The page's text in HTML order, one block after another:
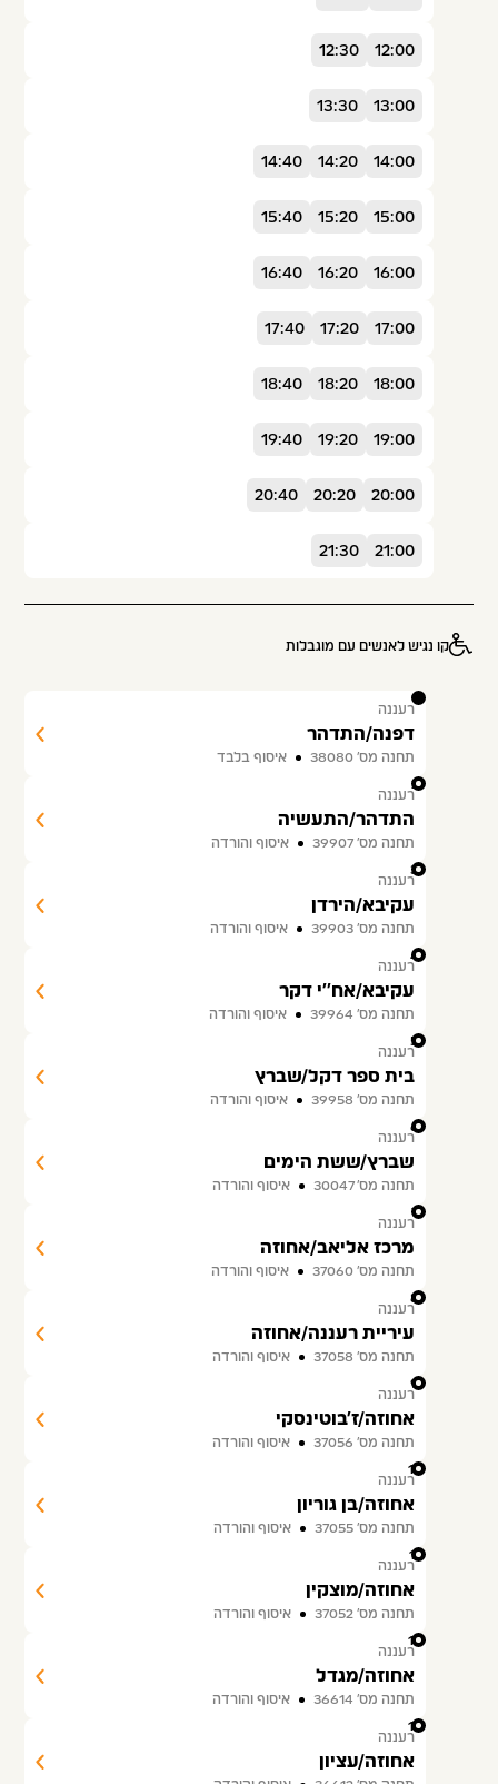
12:00
12:30
13:00
13:30
14:00
14:20
14:40
15:00
15:20
15:40
16:00
16:20
16:40
17:00
17:20
17:40
18:00
18:20
18:40
19:00
19:20
19:40
20:00
20:20
20:40
21:00
21:30
קו נגיש לאנשים עם מוגבלות
1
רעננה
דפנה/התדהר
תחנה מס׳ 38080 איסוף בלבד
2
רעננה
התדהר/התעשיה
תחנה מס׳ 39907 איסוף והורדה
3
רעננה
עקיבא/הירדן
תחנה מס׳ 39903 איסוף והורדה
4
רעננה
עקיבא/אח''י דקר
תחנה מס׳ 39964 איסוף והורדה
5
רעננה
בית ספר דקל/שברץ
תחנה מס׳ 39958 איסוף והורדה
6
רעננה
שברץ/ששת הימים
תחנה מס׳ 30047 איסוף והורדה
7
רעננה
מרכז אליאב/אחוזה
תחנה מס׳ 37060 איסוף והורדה
8
רעננה
עיריית רעננה/אחוזה
תחנה מס׳ 37058 איסוף והורדה
9
רעננה
אחוזה/ז'בוטינסקי
תחנה מס׳ 37056 איסוף והורדה
10
רעננה
אחוזה/בן גוריון
תחנה מס׳ 37055 איסוף והורדה
11
רעננה
אחוזה/מוצקין
תחנה מס׳ 37052 איסוף והורדה
12
רעננה
אחוזה/מגדל
תחנה מס׳ 36614 איסוף והורדה
13
רעננה
אחוזה/עציון